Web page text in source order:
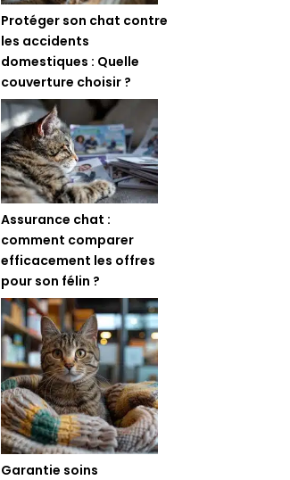
Protéger son chat contre
les accidents
domestiques : Quelle
couverture choisir ?
Assurance chat :
comment comparer
efficacement les offres
pour son félin ?
Garantie soins